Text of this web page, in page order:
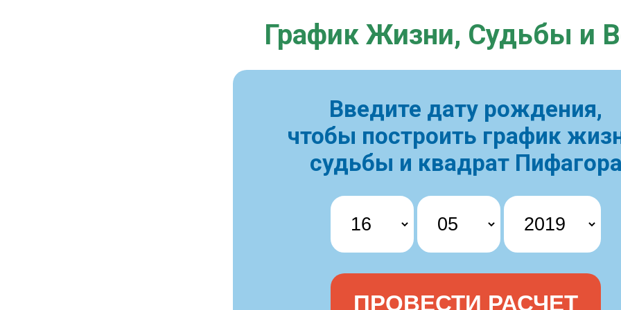
График Жизни, Судьбы и
Введите дату рождения,
чтобы построить график
судьбы и квадрат Пифагора
ПРОВЕСТИ РАСЧЕТ